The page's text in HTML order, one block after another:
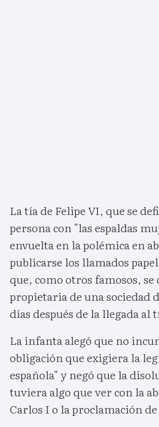
La tía de Felipe VI, que se
persona con "las espaldas
envuelta en la polémica en
publicarse los llamados
que, como otros famosos, se
propietaria de una sociedad
días después de la llegada al
La infanta alegó que no
obligación que exigiera la
española" y negó que la
tuviera algo que ver con la
Carlos I o la proclamación